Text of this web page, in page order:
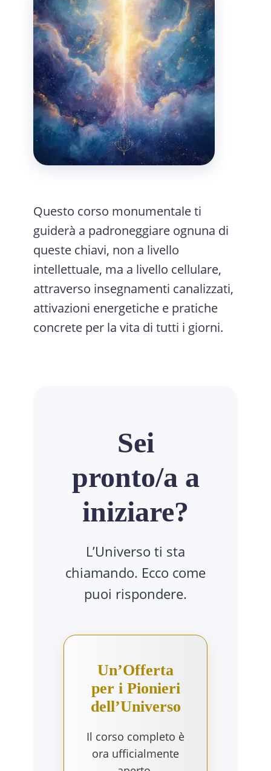
Questo corso monumentale ti
guiderà a padroneggiare ognuna di
queste chiavi, non a livello
intellettuale, ma a livello cellulare,
attraverso insegnamenti canalizzati,
attivazioni energetiche e pratiche
concrete per la vita di tutti i giorni.
Sei
pronto/a a
iniziare?
L’Universo ti sta
chiamando. Ecco come
puoi rispondere.
Un’Offerta
per i Pionieri
dell’Universo
Il corso completo è
ora ufficialmente